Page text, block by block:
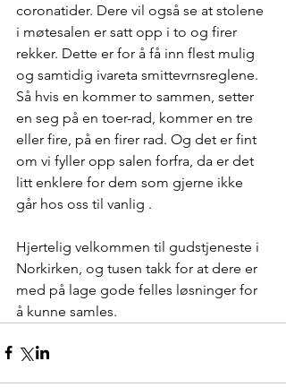
coronatider. Dere vil også se at stolene
i møtesalen er satt opp i to og firer
rekker. Dette er for å få inn flest mulig
og samtidig ivareta smittevrnsreglene.
Så hvis en kommer to sammen, setter
en seg på en toer-rad, kommer en tre
eller fire, på en firer rad. Og det er fint
om vi fyller opp salen forfra, da er det
litt enklere for dem som gjerne ikke
går hos oss til vanlig .
Hjertelig velkommen til gudstjeneste i
Norkirken, og tusen takk for at dere er
med på lage gode felles løsninger for
å kunne samles.